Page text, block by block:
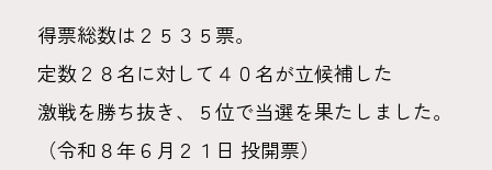
得票総数は２５３５票。
定数２８名に対して４０名が立候補した
激戦を勝ち抜き、５位で当選を果たしました。
（令和８年６月２１日 投開票）